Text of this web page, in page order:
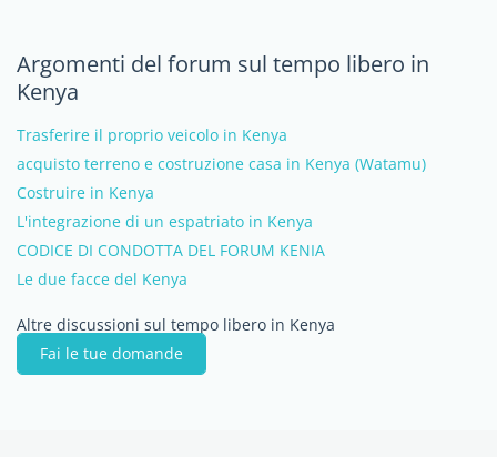
Argomenti del forum sul tempo libero in
Kenya
Trasferire il proprio veicolo in Kenya
acquisto terreno e costruzione casa in Kenya (Watamu)
Costruire in Kenya
L'integrazione di un espatriato in Kenya
CODICE DI CONDOTTA DEL FORUM KENIA
Le due facce del Kenya
Altre discussioni sul tempo libero in Kenya
Fai le tue domande